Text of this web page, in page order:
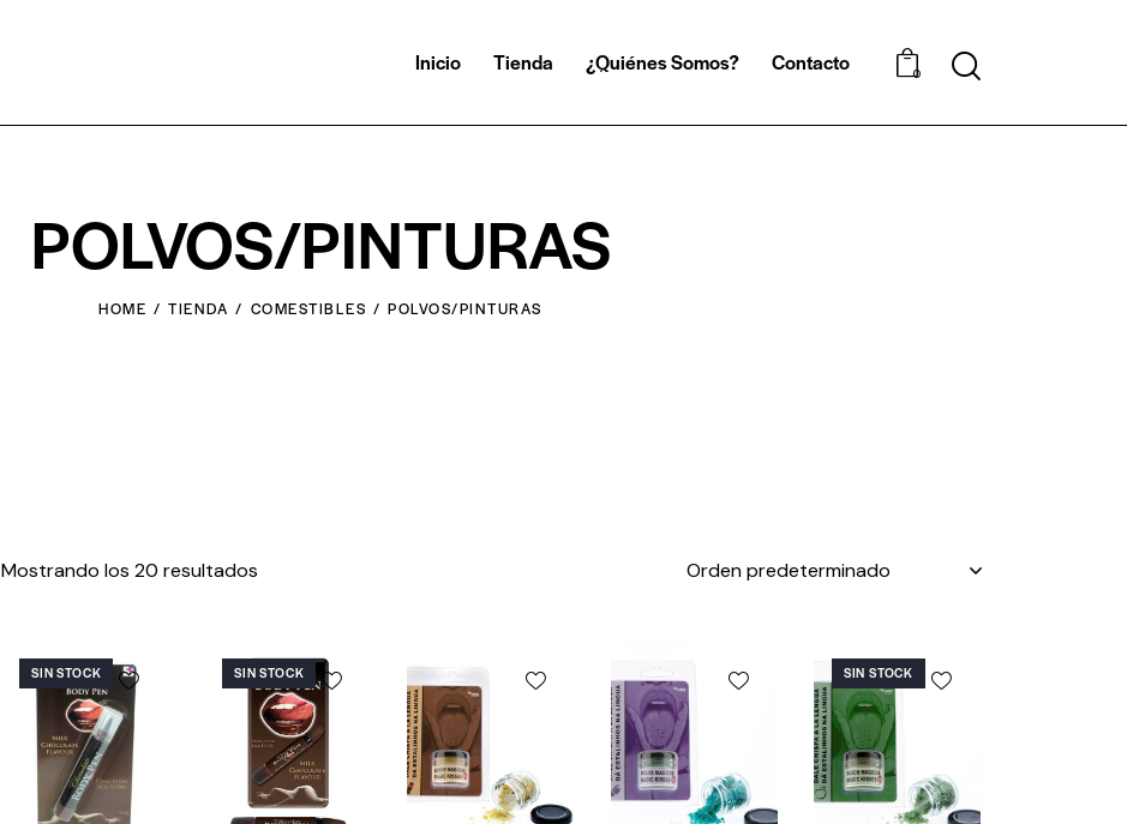
Inicio Tienda ¿Quiénes Somos? Contacto 0
POLVOS/PINTURAS
HOME TIENDA COMESTIBLES POLVOS/PINTURAS
Mostrando los 20 resultados
SIN STOCK SIN STOCK SIN STOCK